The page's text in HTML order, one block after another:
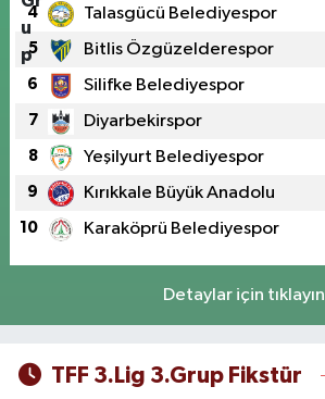
4 Talasgücü Belediyespor
5 Bitlis Özgüzelderespor
6 Silifke Belediyespor
7 Diyarbekirspor
8 Yeşilyurt Belediyespor
9 Kırıkkale Büyük Anadolu
10 Karaköprü Belediyespor
Detaylar için tıklayın
TFF 3.Lig 3.Grup Fikstür